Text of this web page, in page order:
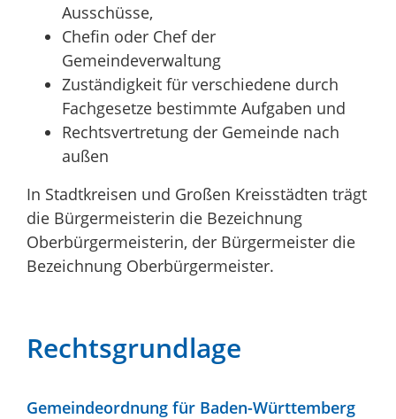
Ausschüsse,
Chefin oder Chef der
Gemeindeverwaltung
Zuständigkeit für verschiedene durch
Fachgesetze bestimmte Aufgaben und
Rechtsvertretung der Gemeinde nach
außen
In Stadtkreisen und Großen Kreisstädten trägt
die Bürgermeisterin die Bezeichnung
Oberbürgermeisterin, der Bürgermeister die
Bezeichnung Oberbürgermeister.
Rechtsgrundlage
Gemeindeordnung für Baden-Württemberg